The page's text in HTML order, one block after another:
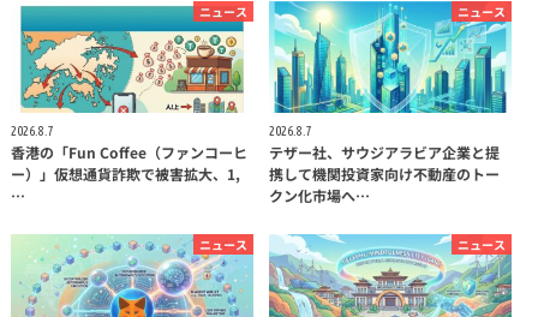
ニュース
2026.8.7
香港の「Fun Coffee（ファンコーヒ
ー）」仮想通貨詐欺で被害拡大、1,
…
ニュース
2026.8.7
テザー社、サウジアラビア企業と提
携して機関投資家向け不動産のトー
クン化市場へ…
ニュース ニュース